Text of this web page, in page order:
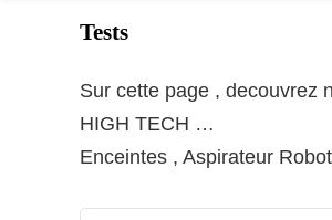
Tests
Sur cette page , decouvrez
HIGH TECH …
Enceintes , Aspirateur